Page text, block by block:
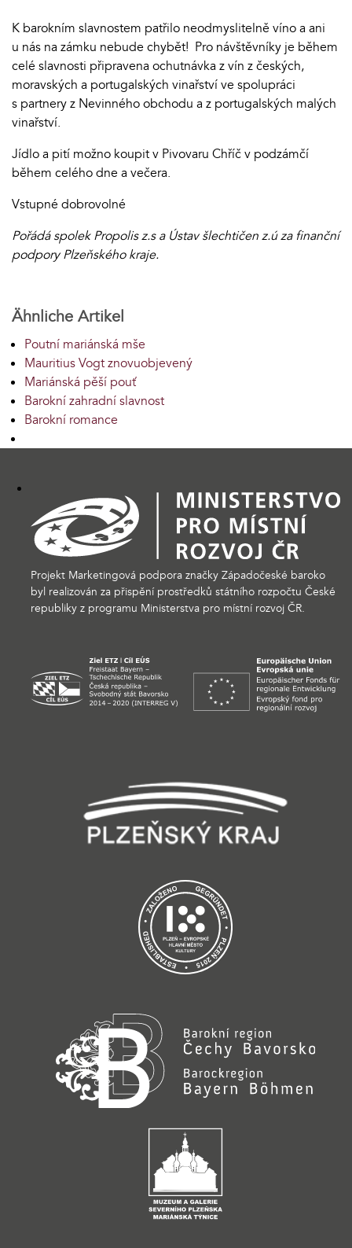
K barokním slavnostem patřilo neodmyslitelně víno a ani
u nás na zámku nebude chybět! Pro návštěvníky je během
celé slavnosti připravena ochutnávka z vín z českých,
moravských a portugalských vinařství ve spolupráci
s partnery z Nevinného obchodu a z portugalských malých
vinařství.
Jídlo a pití možno koupit v Pivovaru Chříč v podzámčí
během celého dne a večera.
Vstupné dobrovolné
Pořádá spolek Propolis z.s a Ústav šlechtičen z.ú za finanční
podpory Plzeňského kraje.
Ähnliche Artikel
Poutní mariánská mše
Mauritius Vogt znovuobjevený
Mariánská pěší pouť
Barokní zahradní slavnost
Barokní romance
Projekt Marketingová podpora značky Západočeské baroko
byl realizován za přispění prostředků státního rozpočtu České
republiky z programu Ministerstva pro místní rozvoj ČR.